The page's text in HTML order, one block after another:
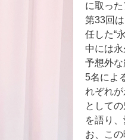
に取っ
第33回
任した“
中には
予想外
5名によ
れぞれ
として
を語り
お、こ